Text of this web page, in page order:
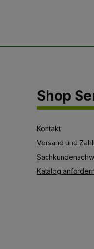
Shop
Kontakt
Versand und
Katalog anfordern